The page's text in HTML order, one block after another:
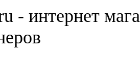
- интернет